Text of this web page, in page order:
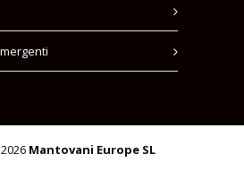
Mantovani Europe SL